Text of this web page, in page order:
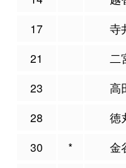
17
寺
21
二
23
高
28
徳
30
* 金